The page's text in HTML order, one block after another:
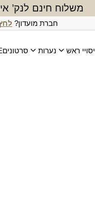
משלוח חינם לנק’
חברת מועדון?
ראש נערות סרטונים